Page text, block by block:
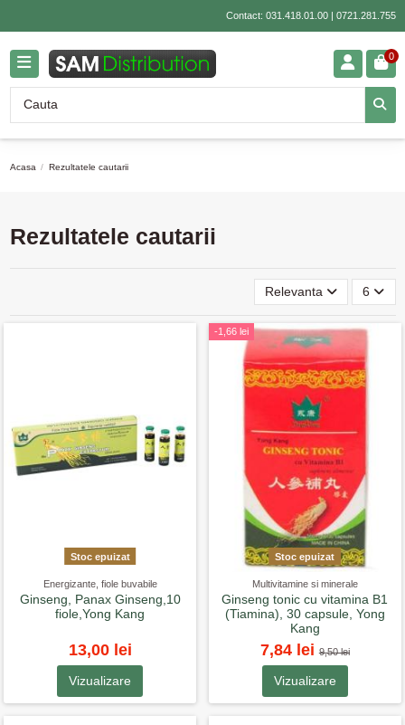
Contact: 031.418.01.00| 0721.281.755
0
Acasa Rezultatele cautarii
Rezultatele cautarii
Relevanta 6
Stoc epuizat
Energizante, fiole buvabile
Ginseng, Panax Ginseng,10
fiole,Yong Kang
13,00 lei
Vizualizare
-1,66 lei
Stoc epuizat
Multivitamine si minerale
Ginseng tonic cu vitamina B1
(Tiamina), 30 capsule, Yong
Kang
7,84 lei9,50 lei
Vizualizare